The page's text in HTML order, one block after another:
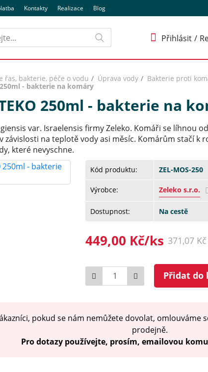
Kontakty Realizace Blog
Přihlásit
řas, bakterie, péče o vodu Úprava vody
Bakterie proti
250ml - bakterie na komáry
250ml - bakterie na
var. Israelensis firmy Zeleko. Komáři se líhnou
závislosti na teplotě vody asi měsíc. Komárům stačí k
které nevyschne.
Kód produktu: ZEL-MOS-250
Výrobce: Zeleko s.r.o.
Dostupnost: Na cestě
449,00 Kč/ks 371,07
Počet Přidat do
pokud se nám nemůžete dovolat, omlouváme
prodejně.
Pro dotazy používejte, prosím, emailovou